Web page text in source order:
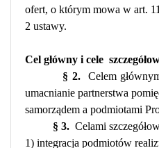
ofert, o którym mowa w art.
2 ustawy.
Cel główny i cele
§ 2.
Celem
umacnianie partnerstwa
samorządem a podmiotami
§ 3. Celami
1) integracja podmiotów